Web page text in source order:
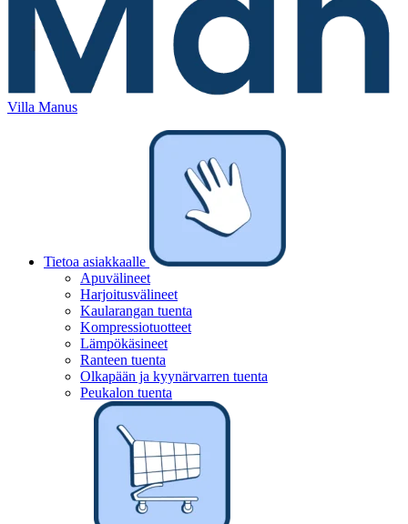
Villa Manus
Tietoa asiakkaalle
Apuvälineet
Harjoitusvälineet
Kaularangan tuenta
Kompressiotuotteet
Lämpökäsineet
Ranteen tuenta
Olkapään ja kyynärvarren tuenta
Peukalon tuenta